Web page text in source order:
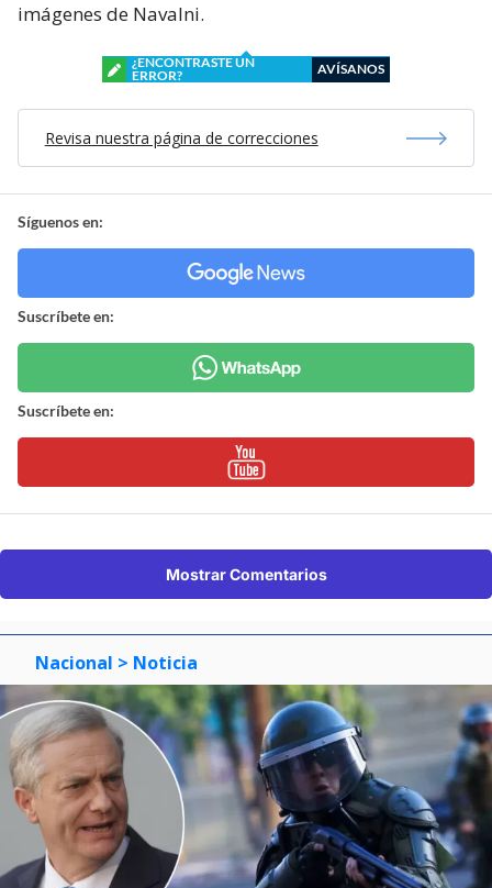
imágenes de Navalni.
¿ENCONTRASTE UN
ERROR?
AVÍSANOS
Revisa nuestra página de correcciones
Síguenos en:
Suscríbete en:
Suscríbete en:
Mostrar Comentarios
Nacional > Noticia